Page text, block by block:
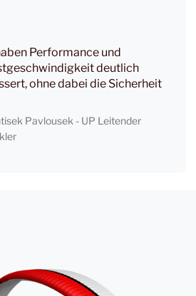
Performance und
deutlich
ohne dabei die Sicherheit
Pavlousek - UP Leitender